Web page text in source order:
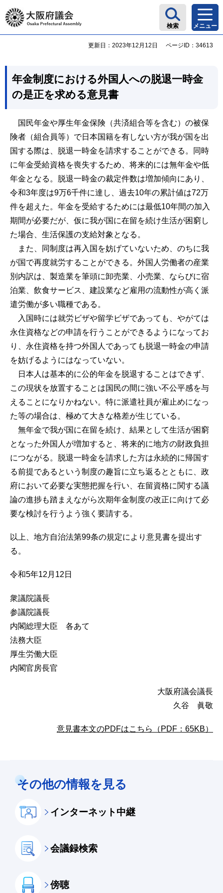
大阪府議会
検索 メニュー
更新日：2023年12月12日 ページID：34613
年金制度における外国人への脱退一時金
の是正を求める意見書
国民年金や厚生年金保険（共済組合等を含む）の被保
険者（組合員等）で日本国籍を有しない方が我が国を出
国する際は、脱退一時金を請求することができる。同時
に年金受給資格を喪失するため、将来的には無年金や低
年金となる。脱退一時金の裁定件数は増加傾向にあり、
令和3年度は9万6千件に達し、過去10年の累計値は72万
件を超えた。年金を受給するためには最低10年間の加入
期間が必要だが、仮に我が国に在留を続け生活が困窮し
た場合、生活保護の支給対象となる。
また、同制度は再入国を妨げていないため、のちに我
が国で再度就労することができる。外国人労働者の産業
別内訳は、製造業を筆頭に卸売業、小売業、ならびに宿
泊業、飲食サービス、建設業など雇用の流動性が高く派
遣労働が多い職種である。
入国時には就労ビザや留学ビザであっても、やがては
永住資格などの申請を行うことができるようになってお
り、永住資格を持つ外国人であっても脱退一時金の申請
を妨げるようにはなっていない。
日本人は基本的に公的年金を脱退することはできず、
この現状を放置することは国民の間に強い不公平感を与
えることになりかねない。特に派遣社員が雇止めになっ
た等の場合は、極めて大きな格差が生じている。
無年金で我が国に在留を続け、結果として生活が困窮
となった外国人が増加すると、将来的に地方の財政負担
につながる。脱退一時金を請求した方は永続的に帰国す
る前提であるという制度の趣旨に立ち返るとともに、政
府において必要な実態把握を行い、在留資格に関する議
論の進捗も踏まえながら次期年金制度の改正に向けて必
要な検討を行うよう強く要請する。
以上、地方自治法第99条の規定により意見書を提出す
る。
令和5年12月12日
衆議院議長
参議院議長
内閣総理大臣 各あて
法務大臣
厚生労働大臣
内閣官房長官
大阪府議会議長
久谷 眞敬
意見書本文のPDFはこちら（PDF：65KB）
その他の情報を見る
インターネット中継
会議録検索
傍聴